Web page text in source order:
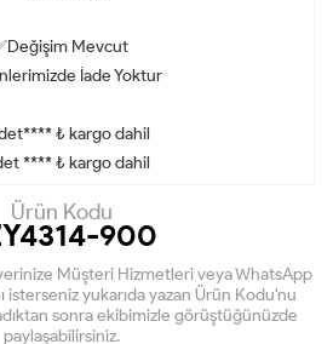
Mevcut
İade Yoktur
₺ kargo dahil
**** ₺ kargo dahil
Ürün Kodu
900
Müşteri Hizmetleri veya WhatsApp
isterseniz yukarıda yazan Ürün Kodu'nu
sonra ekibimizle görüştüğünüzde
paylaşabilirsiniz.